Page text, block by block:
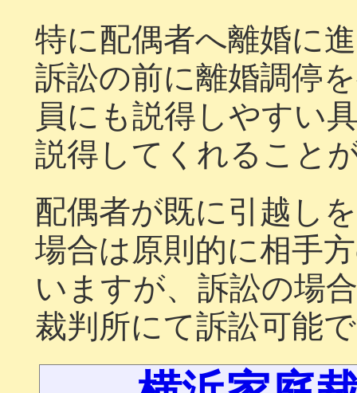
特に配偶者へ離婚に
訴訟の前に離婚調停
員にも説得しやすい
説得してくれること
配偶者が既に引越し
場合は原則的に相手
いますが、訴訟の場
裁判所にて訴訟可能